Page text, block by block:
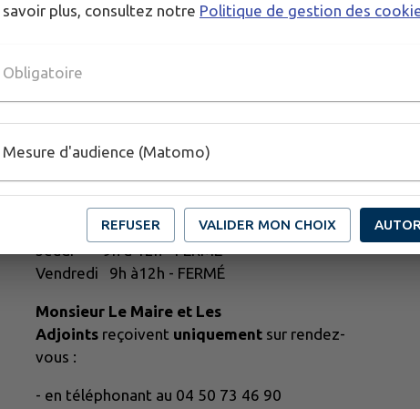
Lundi 9h à12h - FERMÉ
Mardi 9h à12h - 14h à 18H
Mercredi 9h à 12h - FERMÉ
Vendredi 9h à12h - FERMÉ
Monsieur Le Maire et Les
Adjoints reçoivent uniquement sur rendez-
vous :
- en téléphonant au 04 50 73 46 90
savoir plus, consultez notre Politique de gestion des
Obligatoire
Mesure d'audience (Matomo)
REFUSER VALIDER MON CHOIX